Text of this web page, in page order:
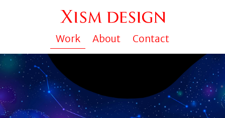
Work About Contact